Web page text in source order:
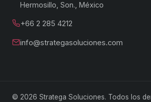
Hermosillo, Son., México
+66 2 285 4212
info@strategasoluciones.com
© 2026 Stratega Soluciones. Todos los